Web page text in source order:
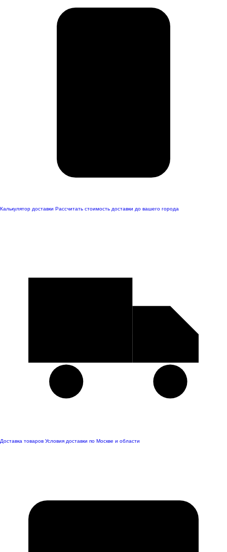
Калькулятор доставки Рассчитать стоимость доставки до вашего города
Доставка товаров Условия доставки по Москве и области